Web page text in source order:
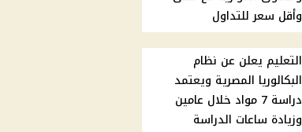
وأقل سعر للتداول
التعليم يعلن عن نظام
البكالوريا المصرية ويعتمد
دراسة 7 مواد خلال عامين
وزيادة ساعات الدراسة